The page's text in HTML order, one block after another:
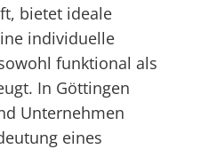
bietet ideale
individuelle
funktional als
In Göttingen
Unternehmen
eines